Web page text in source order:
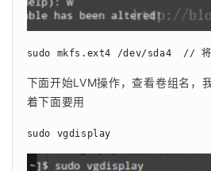
sudo mkfs.ext4 /dev/sda4  // 将
下面开始LVM操作，查看卷组名，
着下面要用
sudo vgdisplay